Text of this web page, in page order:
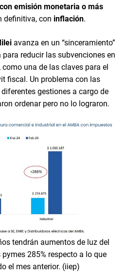
emisión monetaria o más
definitiva, con inflación.
avanza en un “sinceramiento”
reducir las subvenciones en
como una de las claves para el
fiscal. Un problema con las
gestiones a cargo de
ordenar pero no lo lograron.
tendrán aumentos de luz del
285% respecto a lo que
el mes anterior. (iiep)